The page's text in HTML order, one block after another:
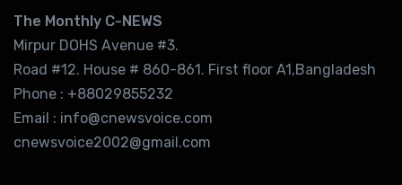
The Monthly C-NEWS
Mirpur DOHS Avenue #3.
Road #12. House # 860-861. First floor A1,Bangladesh
Phone : +88029855232
Email : info@cnewsvoice.com
cnewsvoice2002@gmail.com